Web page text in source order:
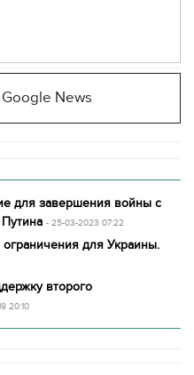
News
для завершения войны с
- 25-03-2023 07:22
для Украины.
второго
20:10